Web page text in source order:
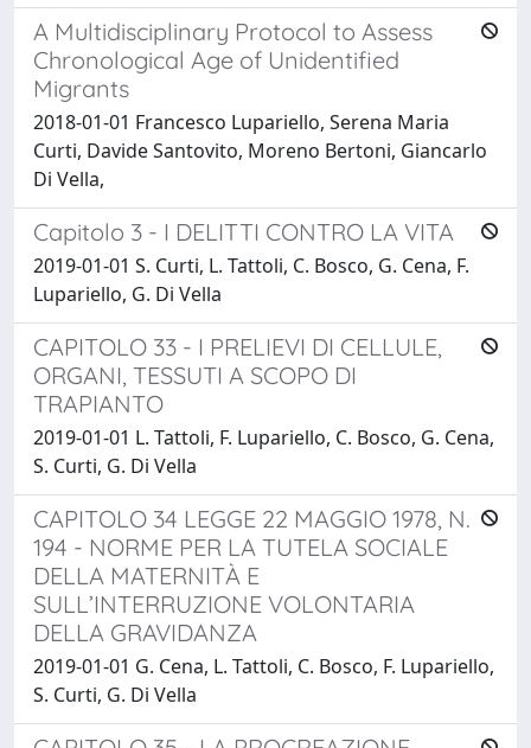
A Multidisciplinary Protocol to Assess
Chronological Age of Unidentified
Migrants
2018-01-01 Francesco Lupariello, Serena Maria
Curti, Davide Santovito, Moreno Bertoni, Giancarlo
Di Vella,
Capitolo 3 - I DELITTI CONTRO LA VITA
2019-01-01 S. Curti, L. Tattoli, C. Bosco, G. Cena, F.
Lupariello, G. Di Vella
CAPITOLO 33 - I PRELIEVI DI CELLULE,
ORGANI, TESSUTI A SCOPO DI
TRAPIANTO
2019-01-01 L. Tattoli, F. Lupariello, C. Bosco, G. Cena,
S. Curti, G. Di Vella
CAPITOLO 34 LEGGE 22 MAGGIO 1978, N.
194 - NORME PER LA TUTELA SOCIALE
DELLA MATERNITÀ E
SULL’INTERRUZIONE VOLONTARIA
DELLA GRAVIDANZA
2019-01-01 G. Cena, L. Tattoli, C. Bosco, F. Lupariello,
S. Curti, G. Di Vella